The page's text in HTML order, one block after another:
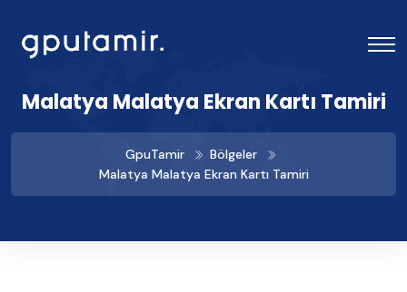
Malatya Malatya Ekran Kartı Tamiri
GpuTamir
Bölgeler
Malatya Malatya Ekran Kartı Tamiri